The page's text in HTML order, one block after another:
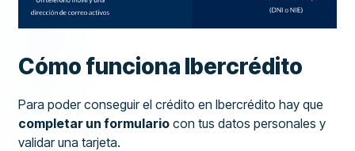
Cómo funciona Ibercrédito
Para poder conseguir el crédito en Ibercrédito hay que
completar un formulario con tus datos personales y
validar una tarjeta.